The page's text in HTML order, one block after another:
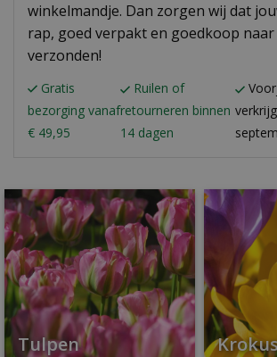
winkelmandje. Dan zorgen wij dat
rap, goed verpakt en goedkoop
verzonden!
Gratis
bezorging vanaf
€ 49,95
Ruilen of
retourneren binnen
14 dagen
Tulpen